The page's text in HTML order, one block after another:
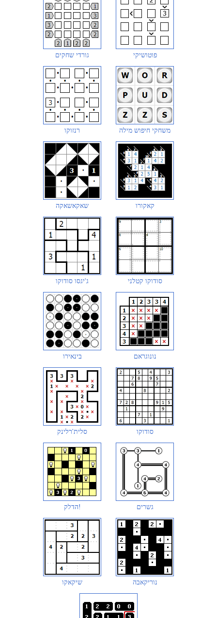
גורדי שחקים פוטושיקי
רנזוקו משחקי חיפוש מילה
שאקאשאקה קאקורו
ג'יגסו סודוקו סודוקו קטלני
בינאירו נונוגראם
סלית'רלינק סודוקו
הדלק! גשרים
שיקאקו נוריקאבה